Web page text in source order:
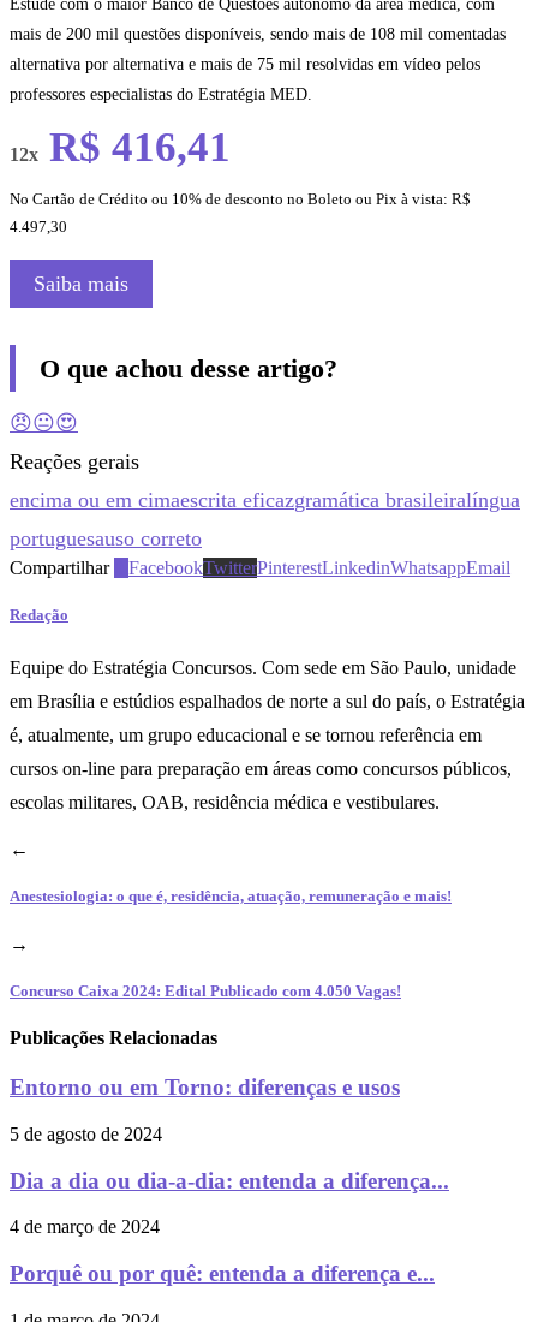
Estude com o maior Banco de Questões autônomo da área médica, com
mais de 200 mil questões disponíveis, sendo mais de 108 mil comentadas
alternativa por alternativa e mais de 75 mil resolvidas em vídeo pelos
professores especialistas do Estratégia MED.
12x R$ 416,41
No Cartão de Crédito ou 10% de desconto no Boleto ou Pix à vista: R$
4.497,30
Saiba mais
O que achou desse artigo?
😠😐😍
Reações gerais
encima ou em cimaescrita eficazgramática brasileiralíngua
portuguesauso correto
Compartilhar FacebookTwitterPinterestLinkedinWhatsappEmail
Redação
Equipe do Estratégia Concursos. Com sede em São Paulo, unidade
em Brasília e estúdios espalhados de norte a sul do país, o Estratégia
é, atualmente, um grupo educacional e se tornou referência em
cursos on-line para preparação em áreas como concursos públicos,
escolas militares, OAB, residência médica e vestibulares.
←
Anestesiologia: o que é, residência, atuação, remuneração e mais!
→
Concurso Caixa 2024: Edital Publicado com 4.050 Vagas!
Publicações Relacionadas
Entorno ou em Torno: diferenças e usos
5 de agosto de 2024
Dia a dia ou dia-a-dia: entenda a diferença...
4 de março de 2024
Porquê ou por quê: entenda a diferença e...